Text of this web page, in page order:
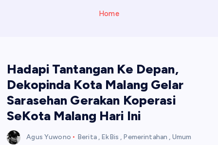
Home
Hadapi Tantangan Ke Depan,
Dekopinda Kota Malang Gelar
Sarasehan Gerakan Koperasi
SeKota Malang Hari Ini
Agus Yuwono Berita, EkBis , Pemerintahan , Umum